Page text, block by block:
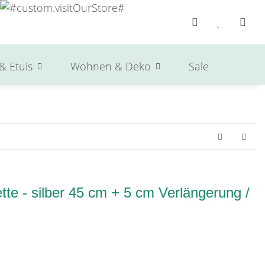
Etuis Wohnen & Deko Sale
- silber 45 cm + 5 cm Verlängerung /